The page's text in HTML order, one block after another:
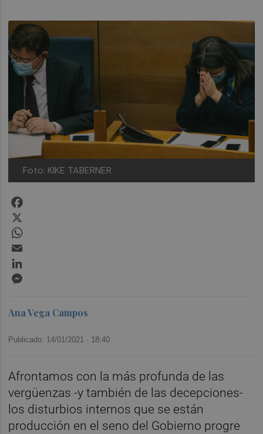
Foto: KIKE TABERNER
Ana Vega Campos
Publicado: 14/01/2021 · 18:40
Afrontamos con la más profunda de las
vergüenzas -y también de las decepciones-
los disturbios internos que se están
producción en el seno del Gobierno progre